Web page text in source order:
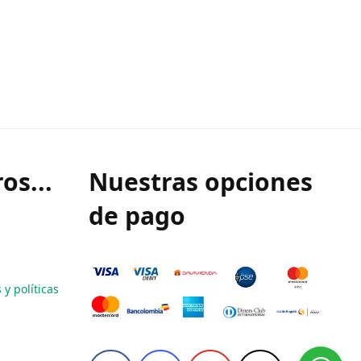
y políticas
Nuestras opciones
de pago